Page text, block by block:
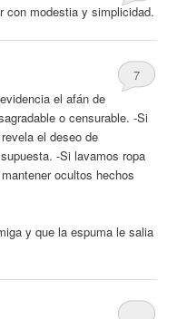
con modestiay simplicidad.
7
el afán de
o censurable. -Si
revela eldeseo de
-Si lavamos ropa
ocultos hechos
y que la espuma le salia